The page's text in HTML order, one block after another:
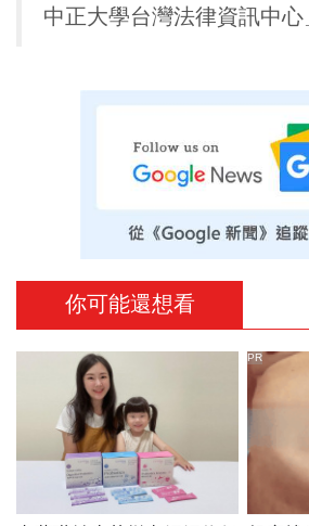
中正大學台灣法律資訊中
你可能還想看
PR